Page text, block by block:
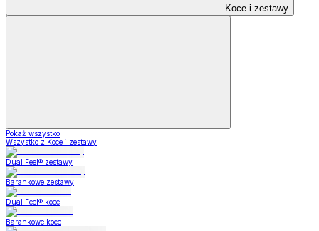
Koce i zestawy
Pokaż wszystko
Wszystko z Koce i zestawy
Dual Feel® zestawy
Barankowe zestawy
Dual Feel® koce
Barankowe koce